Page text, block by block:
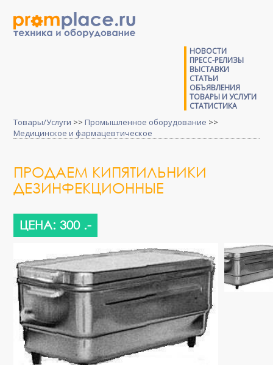
НОВОСТИ
ПРЕСС-РЕЛИЗЫ
ВЫСТАВКИ
СТАТЬИ
ОБЪЯВЛЕНИЯ
ТОВАРЫ И УСЛУГИ
СТАТИСТИКА
Товары/Услуги >> Промышленное оборудование >>
Медицинское и фармацевтическое
ПРОДАЕМ КИПЯТИЛЬНИКИ
ДЕЗИНФЕКЦИОННЫЕ
ЦЕНА: 300 .-